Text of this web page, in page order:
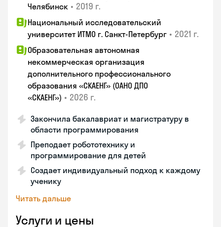
Челябинск • 2019 г.
Национальный исследовательский
университет ИТМО г. Санкт-Петербург • 2021 г.
Образовательная автономная
некоммерческая организация
дополнительного профессионального
образования «СКАЕНГ» (ОАНО ДПО
«СКАЕНГ») • 2026 г.
Закончила бакалавриат и магистратуру в
области программирования
Преподает робототехнику и
программирование для детей
Создает индивидуальный подход к каждому
ученику
Читать дальше
Услуги и цены